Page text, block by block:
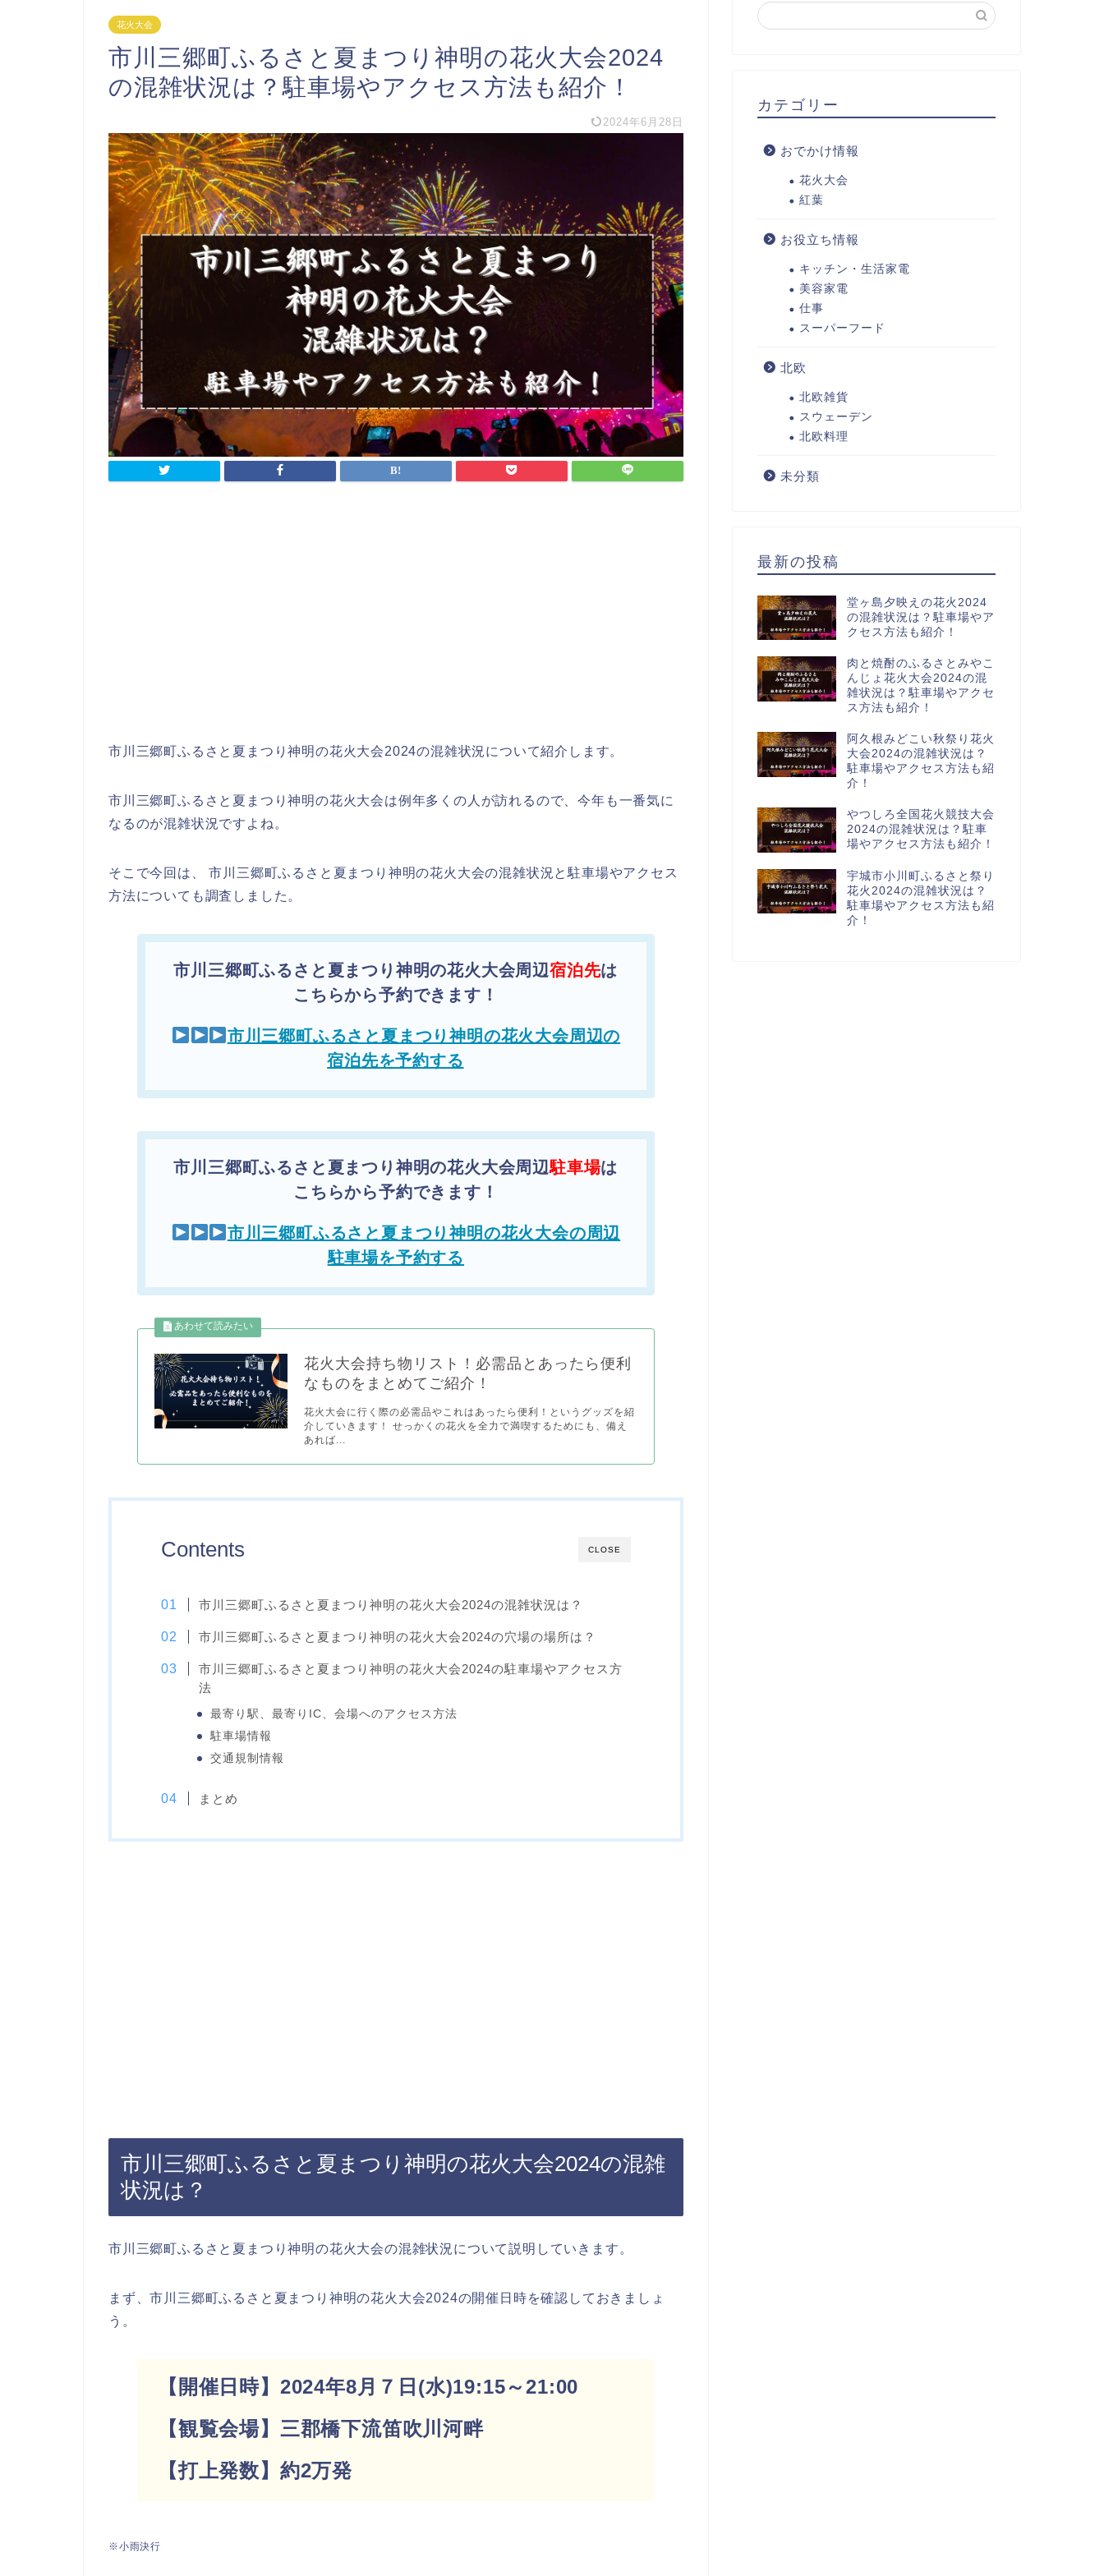
花火大会
市川三郷町ふるさと夏まつり神明の花火大会2024
の混雑状況は？駐車場やアクセス方法も紹介！
2024年6月28日
市川三郷町ふるさと夏まつり神明の花火大会2024の混雑状況について紹介します。
市川三郷町ふるさと夏まつり神明の花火大会は例年多くの人が訪れるので、今年も一番気に
なるのが混雑状況ですよね。
そこで今回は、 市川三郷町ふるさと夏まつり神明の花火大会の混雑状況と駐車場やアクセス
方法についても調査しました。
市川三郷町ふるさと夏まつり神明の花火大会周辺宿泊先は
こちらから予約できます！
市川三郷町ふるさと夏まつり神明の花火大会周辺の
宿泊先を予約する
市川三郷町ふるさと夏まつり神明の花火大会周辺駐車場は
こちらから予約できます！
市川三郷町ふるさと夏まつり神明の花火大会の周辺
駐車場を予約する
花火大会持ち物リスト！必需品とあったら便利
なものをまとめてご紹介！
花火大会に行く際の必需品やこれはあったら便利！というグッズを紹
介していきます！ せっかくの花火を全力で満喫するためにも、備え
あれば...
CLOSE
Contents
市川三郷町ふるさと夏まつり神明の花火大会2024の混雑状況は？
市川三郷町ふるさと夏まつり神明の花火大会2024の穴場の場所は？
市川三郷町ふるさと夏まつり神明の花火大会2024の駐車場やアクセス方
法
最寄り駅、最寄りIC、会場へのアクセス方法
駐車場情報
交通規制情報
まとめ
市川三郷町ふるさと夏まつり神明の花火大会2024の混雑
状況は？
市川三郷町ふるさと夏まつり神明の花火大会の混雑状況について説明していきます。
まず、市川三郷町ふるさと夏まつり神明の花火大会2024の開催日時を確認しておきましょ
う。
【開催日時】 2024年8月７日(水)19:15～21:00
【観覧会場】三郡橋下流笛吹川河畔
【打上発数】約2万発
※小雨決行
カテゴリー
おでかけ情報
花火大会
紅葉
お役立ち情報
キッチン・生活家電
美容家電
仕事
スーパーフード
北欧
北欧雑貨
スウェーデン
北欧料理
未分類
最新の投稿
堂ヶ島夕映えの花火2024
の混雑状況は？駐車場やア
クセス方法も紹介！
肉と焼酎のふるさとみやこ
んじょ花火大会2024の混
雑状況は？駐車場やアクセ
ス方法も紹介！
阿久根みどこい秋祭り花火
大会2024の混雑状況は？
駐車場やアクセス方法も紹
介！
やつしろ全国花火競技大会
2024の混雑状況は？駐車
場やアクセス方法も紹介！
宇城市小川町ふるさと祭り
花火2024の混雑状況は？
駐車場やアクセス方法も紹
介！